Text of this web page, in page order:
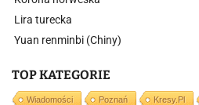
Lira turecka
Yuan renminbi (Chiny)
TOP KATEGORIE
Wiadomości Poznań Kresy.pl